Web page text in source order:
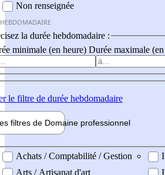
Non renseignée
la durée hebdomadaire :
minimale (en heure) Durée maximale
le filtre de durée hebdomadaire
filtres de Domaine professionnel
professionel
Achats / Comptabilité / Gestion
Arts / Artisanat d'art